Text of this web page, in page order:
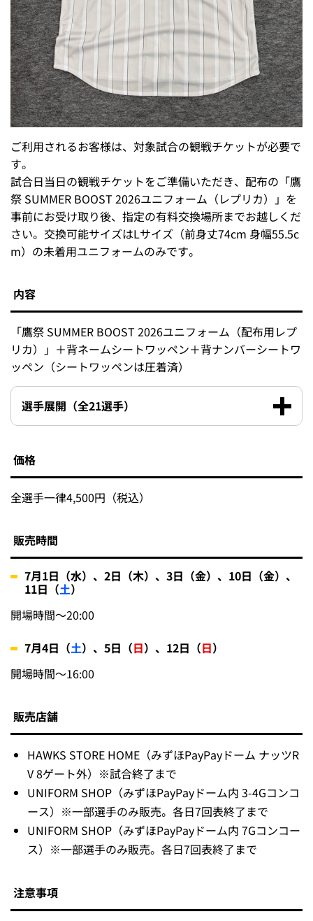
ご利用されるお客様は、対象試合の観戦チケットが必要で
す。
試合日当日の観戦チケットをご準備いただき、配布の「鷹
祭 SUMMER BOOST 2026ユニフォーム（レプリカ）」を
事前にお受け取り後、指定の有料交換場所までお越しくだ
さい。交換可能サイズはLサイズ（前身丈74cm 身幅55.5c
m）の未着用ユニフォームのみです。
内容
「鷹祭 SUMMER BOOST 2026ユニフォーム（配布用レプ
リカ）」＋背ネームシートワッペン＋背ナンバーシートワ
ッペン（シートワッペンは圧着済）
選手展開（全21選手）
価格
全選手一律4,500円（税込）
販売時間
7月1日（水）、2日（木）、3日（金）、10日（金）、
11日（土）
開場時間～20:00
7月4日（土）、5日（日）、12日（日）
開場時間～16:00
販売店舗
HAWKS STORE HOME（みずほPayPayドーム ナッツR
V 8ゲート外）※試合終了まで
UNIFORM SHOP（みずほPayPayドーム内 3-4Gコンコ
ース）※一部選手のみ販売。各日7回表終了まで
UNIFORM SHOP（みずほPayPayドーム内 7Gコンコー
ス）※一部選手のみ販売。各日7回表終了まで
注意事項